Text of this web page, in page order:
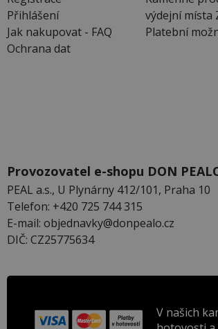
Přihlášení
Jak nakupovat - FAQ
Ochrana dat
výdejní místa
Platební
Provozovatel e-shopu DON
PEAL a.s., U Plynárny 412/101, Praha 10
Telefon: +420 725 744 315
E-mail: objednavky@donpealo.cz
DIČ: CZ25775634
V našich